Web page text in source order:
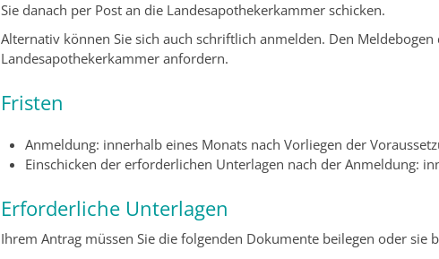
Sie danach per Post an die Landesapothekerkammer schicken.
Alternativ können Sie sich auch schriftlich anmelden. Den
Landesapothekerkammer anfordern.
Fristen
Anmeldung: innerhalb eines Monats nach Vorliegen der
Einschicken der erforderlichen Unterlagen nach der Anmeldung:
Erforderliche Unterlagen
Ihrem Antrag müssen Sie die folgenden Dokumente beilegen oder sie